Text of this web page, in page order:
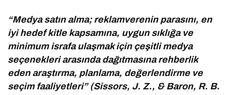
“Medya satın alma; reklamverenin parasını, en
iyi hedef kitle kapsamına, uygun sıklığa ve
minimum israfa ulaşmak için çeşitli medya
seçenekleri arasında dağıtmasına rehberlik
eden araştırma, planlama, değerlendirme ve
seçim faaliyetleri” (Sissors, J. Z., & Baron, R. B.